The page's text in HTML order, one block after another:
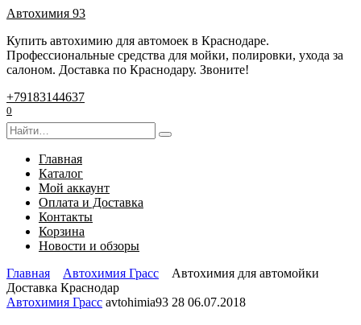
Перейти
содержанию
Автохимия 93
Купить автохимию для автомоек в Краснодаре.
Профессиональные средства для мойки, полировки, ухода за
салоном. Доставка по Краснодару. Звоните!
+79183144637
0
Search
for:
Главная
Каталог
Мой аккаунт
Оплата и Доставка
Контакты
Корзина
Новости и обзоры
Главная
Автохимия Грасс
Автохимия для автомойки
Доставка Краснодар
Автохимия Грасс avtohimia93 28 06.07.2018